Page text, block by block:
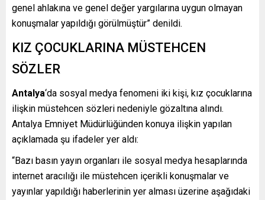
genel ahlakına ve genel değer yargılarına uygun olmayan
konuşmalar yapıldığı görülmüştür” denildi.
KIZ ÇOCUKLARINA MÜSTEHCEN
SÖZLER
Antalya‘da sosyal medya fenomeni iki kişi, kız çocuklarına
ilişkin müstehcen sözleri nedeniyle gözaltına alındı.
Antalya Emniyet Müdürlüğünden konuya ilişkin yapılan
açıklamada şu ifadeler yer aldı:
“Bazı basın yayın organları ile sosyal medya hesaplarında
internet aracılığı ile müstehcen içerikli konuşmalar ve
yayınlar yapıldığı haberlerinin yer alması üzerine aşağıdaki